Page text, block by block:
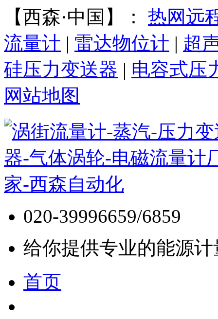
【西森·中国】： 热网远
流量计 | 雷达物位计 | 超
硅压力变送器 | 电容式压
网站地图
020-39996659/6859
给你提供专业的能源
首页